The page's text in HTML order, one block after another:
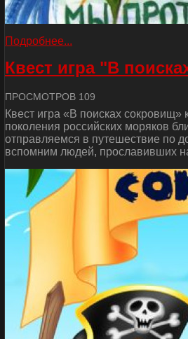
Подробнее...
Квест игра "В
ПРОСМОТРОВ 109
Квест игра «В поисках
поколения российских моряков
отправляемся в путешествие по
вспомним людей, прославивших